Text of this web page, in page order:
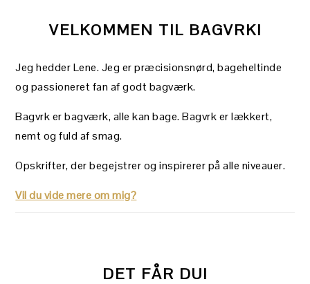
VELKOMMEN TIL BAGVRK!
Jeg hedder Lene. Jeg er præcisionsnørd, bageheltinde
og passioneret fan af godt bagværk.
Bagvrk er bagværk, alle kan bage. Bagvrk er lækkert,
nemt og fuld af smag.
Opskrifter, der begejstrer og inspirerer på alle niveauer.
Vil du vide mere om mig?
DET FÅR DU!